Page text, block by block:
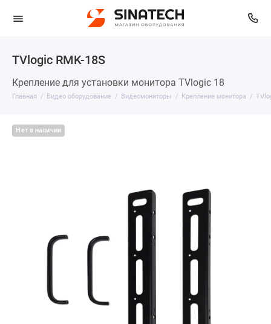
TVlogic RMK-18S
Крепление для установки монитора TVlogic 18
Главная Видео оборудование Видеомониторы Крепление монитора
Нет в наличии